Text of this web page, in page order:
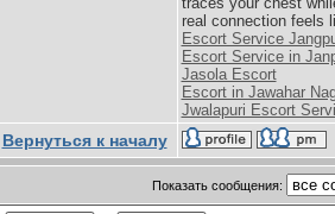
real connection feels
Escort Service
Escort Service in
Jasola Escort
Escort in Jawahar
Jwalapuri Escort
Вернуться к началу
Показать сообщения: